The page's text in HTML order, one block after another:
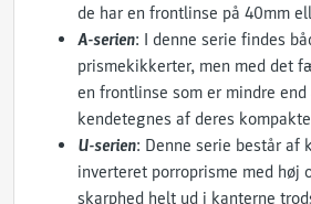
de har en frontlinse på 40mm
A-serien: I denne serie findes
prismekikkerter, men med det
en frontlinse som er mindre end
kendetegnes af deres
U-serien: Denne serie består af
inverteret porroprisme med høj
skarphed helt ud i kanterne